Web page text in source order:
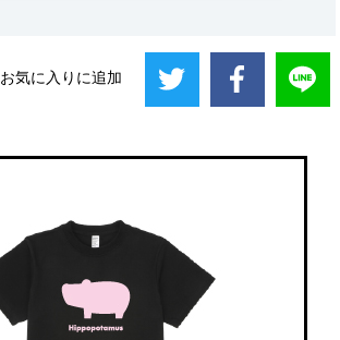
お気に入りに追加